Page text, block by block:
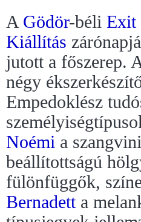
A Gödör-béli Exit
Kiállítás
jutott a főszerep.
négy
Empedoklész
Noémi a
beállítottságú
fülönfüggők,
Bernadetta